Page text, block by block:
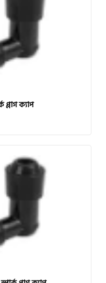
প্লাগ ক্যাপ